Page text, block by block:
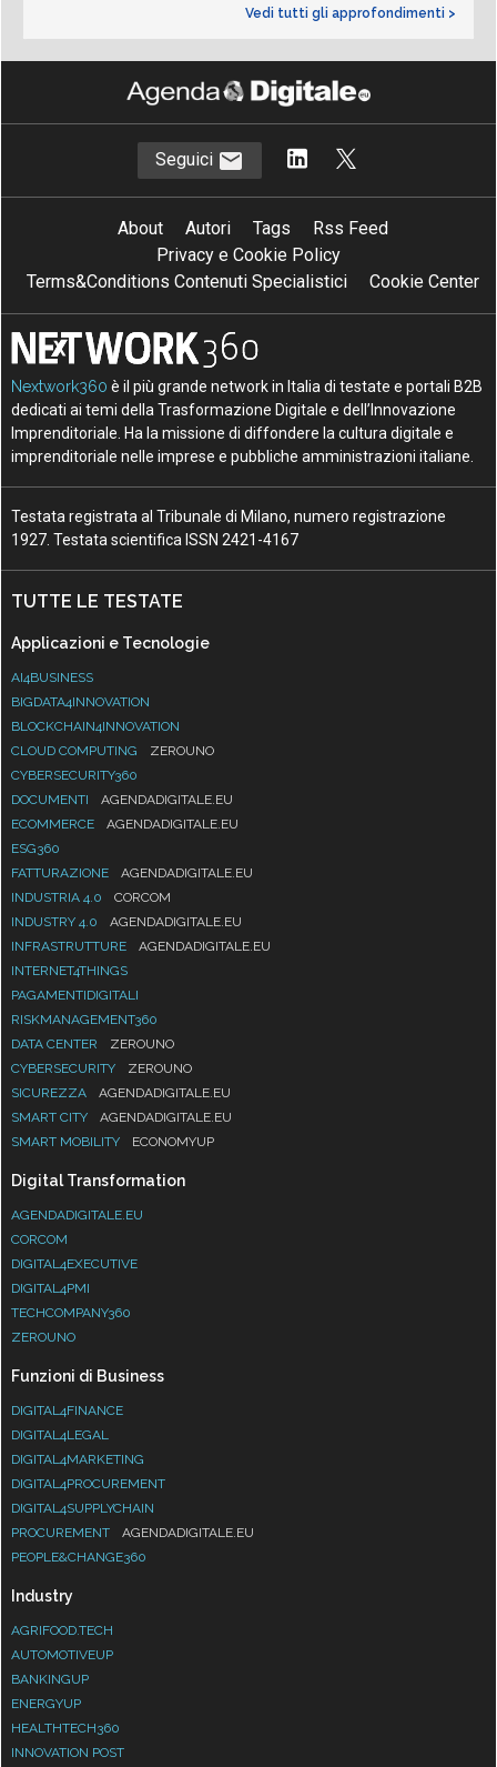
Vedi tutti gli approfondimenti >
Seguici
About Autori Tags
Rss Feed
Privacy e Cookie Policy
Terms&Conditions Contenuti Specialistici
Cookie Center
Nextwork360 è il più grande network in Italia di testate e portali B2B
dedicati ai temi della Trasformazione Digitale e dell’Innovazione
Imprenditoriale. Ha la missione di diffondere la cultura digitale e
imprenditoriale nelle imprese e pubbliche amministrazioni italiane.
Testata registrata al Tribunale di Milano, numero registrazione
1927. Testata scientifica ISSN 2421-4167
TUTTE LE TESTATE
Applicazioni e Tecnologie
AI4BUSINESS
BIGDATA4INNOVATION
BLOCKCHAIN4INNOVATION
CLOUD COMPUTING
ZEROUNO
CYBERSECURITY360
DOCUMENTI
AGENDADIGITALE.EU
ECOMMERCE
AGENDADIGITALE.EU
ESG360
FATTURAZIONE
AGENDADIGITALE.EU
INDUSTRIA 4.0
CORCOM
INDUSTRY 4.0
AGENDADIGITALE.EU
INFRASTRUTTURE
AGENDADIGITALE.EU
INTERNET4THINGS
PAGAMENTIDIGITALI
RISKMANAGEMENT360
DATA CENTER
ZEROUNO
CYBERSECURITY
ZEROUNO
SICUREZZA
AGENDADIGITALE.EU
SMART CITY
AGENDADIGITALE.EU
SMART MOBILITY
ECONOMYUP
Digital Transformation
AGENDADIGITALE.EU
CORCOM
DIGITAL4EXECUTIVE
DIGITAL4PMI
TECHCOMPANY360
ZEROUNO
Funzioni di Business
DIGITAL4FINANCE
DIGITAL4LEGAL
DIGITAL4MARKETING
DIGITAL4PROCUREMENT
DIGITAL4SUPPLYCHAIN
PROCUREMENT
AGENDADIGITALE.EU
PEOPLE&CHANGE360
Industry
AGRIFOOD.TECH
AUTOMOTIVEUP
BANKINGUP
ENERGYUP
HEALTHTECH360
INNOVATION POST